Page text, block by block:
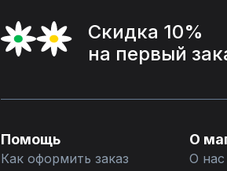
Скидка 10%
на первый
Помощь
Как оформить заказ
О
О нас